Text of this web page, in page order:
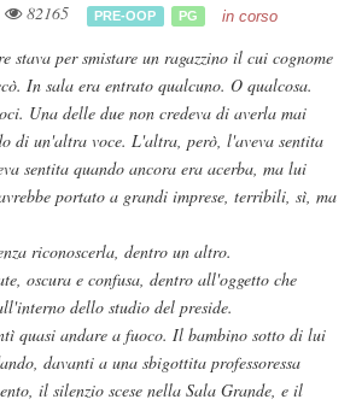
82165 PRE-OOP PG in corso
stava per smistare un ragazzino il cui cognome
In sala era entrato qualcuno. O qualcosa.
Una delle due non credeva di averla mai
di un'altra voce. L'altra, però, l'aveva sentita
sentita quando ancora era acerba, ma lui
portato a grandi imprese, terribili, sì, ma
riconoscerla, dentro un altro.
oscura e confusa, dentro all'oggetto che
dello studio del preside.
quasi andare a fuoco. Il bambino sotto di lui
davanti a una sbigottita professoressa
il silenzio scese nella Sala Grande, e il